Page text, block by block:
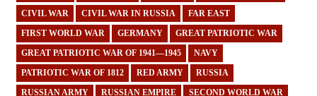
CIVIL WAR CIVIL WAR IN RUSSIA FAR EAST
FIRST WORLD WAR GERMANY GREAT PATRIOTIC WAR
GREAT PATRIOTIC WAR OF 1941—1945 NAVY
PATRIOTIC WAR OF 1812 RED ARMY RUSSIA
RUSSIAN ARMY RUSSIAN EMPIRE SECOND WORLD WAR